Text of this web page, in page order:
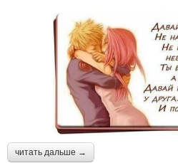
читать дальше →